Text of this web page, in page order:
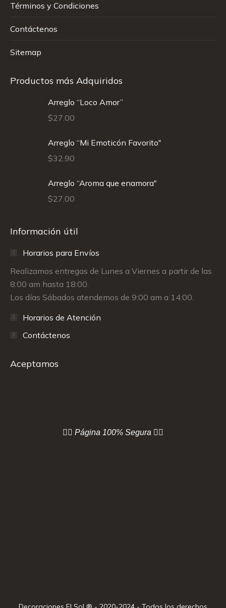
Términos y Condiciones
Contáctenos
Sitemap
Productos más Adquiridos
Arreglo “Loco Amor”
$27.00
Arreglo “Mi Emoticón Favorito"
$32.90
Arreglo “Aroma que enamora"
$27.00
Información útil
Horarios para Envíos
Realizamos entregas de Lunes a Viernes a partir de las
8:00 am hasta 18:00.
Los días Sábados atendemos de 9:00 am a 14:00.
Horarios de Atención
Contáctenos
Aceptamos
👇🏻 Página 100% Segura 👇🏻